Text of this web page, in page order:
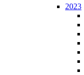
2023